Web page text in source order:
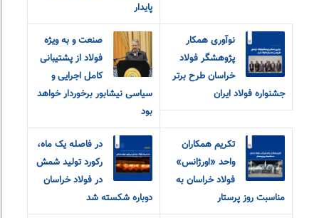
پایدار
نوآوری همکار
پژوهشگر فولاد
خراسان طرح برتر
جشنواره فولاد ایران
صنعت و به ویژه
فولاد از پشتیبانی
کامل اجرایی و
سیاسی نیشابور برخوردار خواهد
بود
تکریم همکاران
واحد «اورژانس»
فولاد خراسان به
مناسبت روز پرستار
در فاصله یک ماه،
رکورد تولید شمش
در فولاد خراسان
دوباره شکسته شد